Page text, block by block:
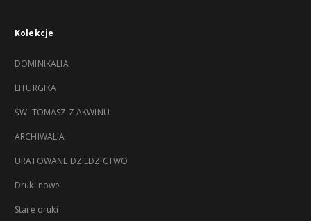
Kolekcje
DOMINIKALIA
LITURGIKA
ŚW. TOMASZ Z AKWINU
ARCHIWALIA
URATOWANE DZIEDZICTWO
Druki nowe
Stare druki